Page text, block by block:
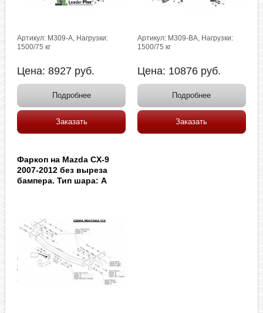
Артикул: M309-A, Нагрузки:
1500/75 кг
Цена:8927 руб.
Подробнее
Заказать
Артикул: M309-BA, Нагрузки:
1500/75 кг
Цена: 10876 руб.
Подробнее
Заказать
Фаркоп на Mazda CX-9
2007-2012 без выреза
бампера. Тип шара: A